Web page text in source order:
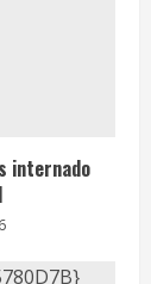
internado